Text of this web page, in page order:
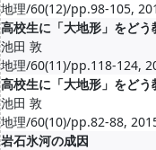
地理/60(12)/pp.98-105,
高校生に「大地形」をど
池田 敦
地理/60(11)/pp.118-124,
高校生に「大地形」をど
池田 敦
地理/60(10)/pp.82-88,
岩石氷河の成因